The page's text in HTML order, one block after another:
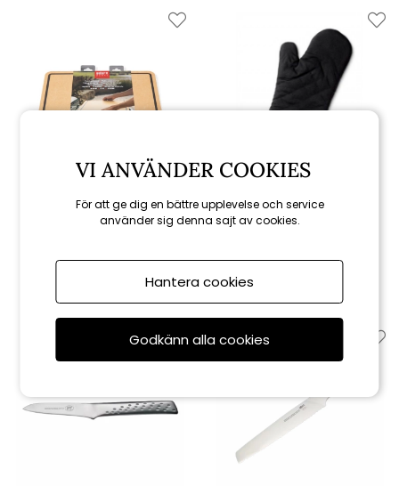
Weber
Weber Works skärbräda
Weber
VI ANVÄNDER COOKIES
För att ge dig en bättre upplevelse och service
använder sig denna sajt av cookies.
Hantera cookies
Godkänn alla cookies